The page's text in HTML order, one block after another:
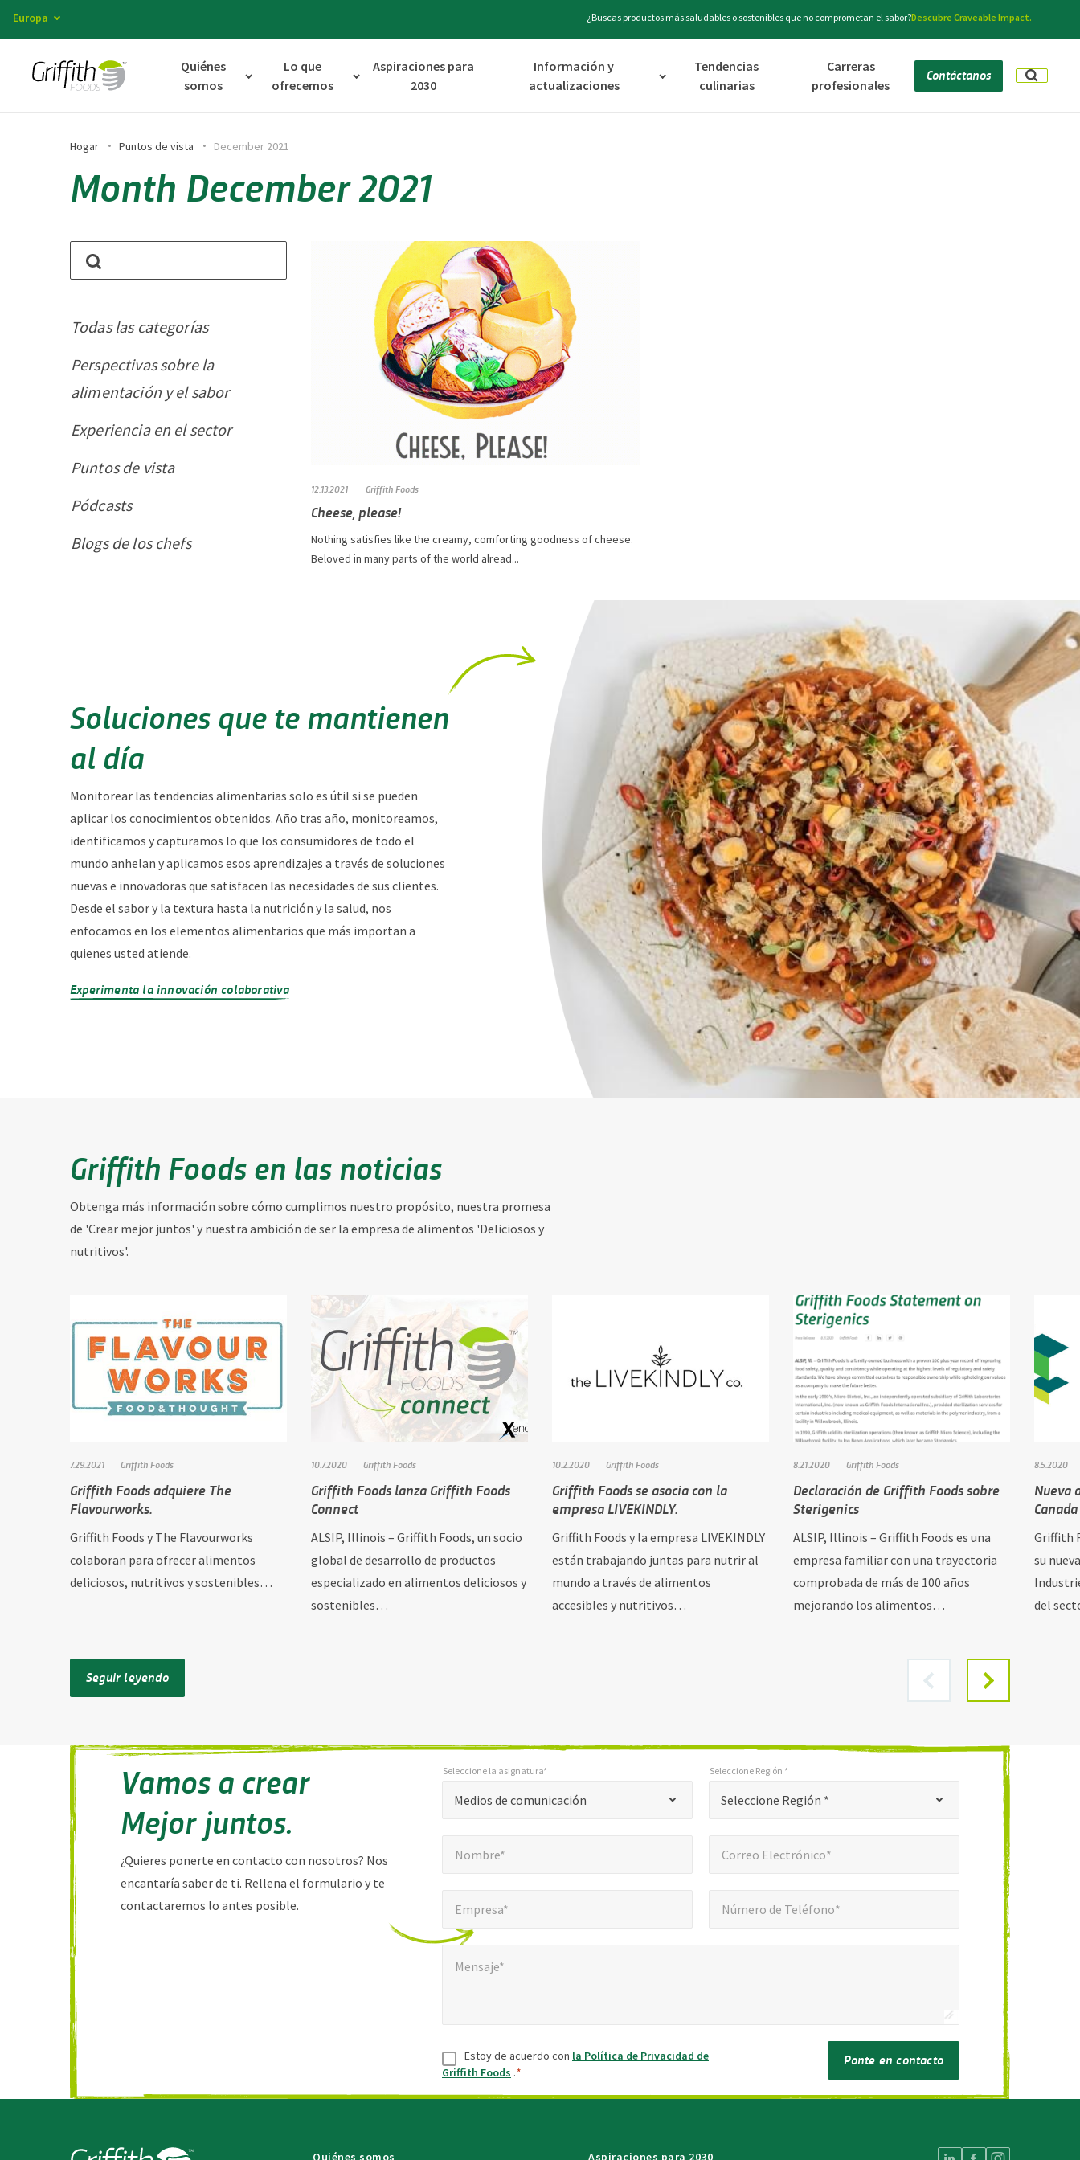
Europa ¿Buscas productos más saludables o sostenibles que no comprometan el sabor?Descubre Craveable Impact.
Quiénes
somos
Lo que
ofrecemos
Aspiraciones para
2030
Información y
actualizaciones
Tendencias
culinarias
Carreras
profesionales
Contáctanos
Hogar Puntos de vista December 2021
Month December 2021
Todas las categorías
Perspectivas sobre la
alimentación y el sabor
Experiencia en el sector
Puntos de vista
Pódcasts
Blogs de los chefs
12.13.2021 Griffith Foods
Cheese, please!
Nothing satisfies like the creamy, comforting goodness of cheese.
Beloved in many parts of the world alread...
Soluciones que te mantienen
al día
Monitorear las tendencias alimentarias solo es útil si se pueden
aplicar los conocimientos obtenidos. Año tras año, monitoreamos,
identificamos y capturamos lo que los consumidores de todo el
mundo anhelan y aplicamos esos aprendizajes a través de soluciones
nuevas e innovadoras que satisfacen las necesidades de sus clientes.
Desde el sabor y la textura hasta la nutrición y la salud, nos
enfocamos en los elementos alimentarios que más importan a
quienes usted atiende.
Experimenta la innovación colaborativa
Griffith Foods en las noticias
Obtenga más información sobre cómo cumplimos nuestro propósito, nuestra promesa
de 'Crear mejor juntos' y nuestra ambición de ser la empresa de alimentos 'Deliciosos y
nutritivos'.
7.29.2021 Griffith Foods
Griffith Foods adquiere The
Flavourworks.
Griffith Foods y The Flavourworks
colaboran para ofrecer alimentos
deliciosos, nutritivos y sostenibles…
10.7.2020 Griffith Foods
Griffith Foods lanza Griffith Foods
Connect
ALSIP, Illinois – Griffith Foods, un socio
global de desarrollo de productos
especializado en alimentos deliciosos y
sostenibles…
10.2.2020 Griffith Foods
Griffith Foods se asocia con la
empresa LIVEKINDLY.
Griffith Foods y la empresa LIVEKINDLY
están trabajando juntas para nutrir al
mundo a través de alimentos
accesibles y nutritivos…
8.21.2020 Griffith Foods
Declaración de Griffith Foods sobre
Sterigenics
ALSIP, Illinois – Griffith Foods es una
empresa familiar con una trayectoria
comprobada de más de 100 años
mejorando los alimentos…
8.5.2020
Nueva
Canada
Griffith
su
del
Seguir leyendo
Vamos a crear
Mejor juntos.
¿Quieres ponerte en contacto con nosotros? Nos
encantaría saber de ti. Rellena el formulario y te
contactaremos lo antes posible.
indica
obligatorios
Medios de comunicación
Seleccione la asignatura*
Seleccione Región *
Seleccione Región *
Nombre* Correo Electrónico*
Empresa* Número de Teléfono*
Mensaje*
Mensaje*
Consentir
Estoy de acuerdo con la Política de Privacidad de
Griffith Foods .*
Ponte en contacto
Quiénes somos Aspiraciones para 2030